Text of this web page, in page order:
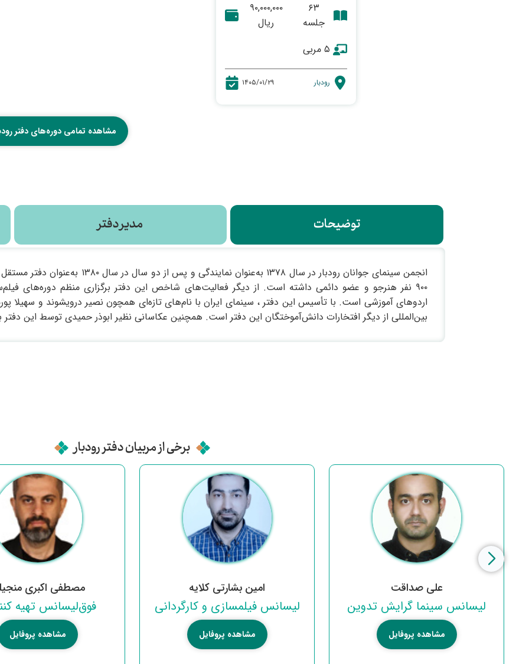
۶۳
جلسه
۹۰,۰۰۰,۰۰۰
ریال
۵ مربی
رودبار ۱۴۰۵/۰۱/۲۹
مشاهده تمامی دوره‌های دفتر
توضیحات مدیر دفتر
انجمن سینمای جوانان رودبار در سال ۱۳۷۸
۹۰۰ نفر هنرجو و عضو دائمی داشته است. از دیگر فعالیت‌های شاخص این دفتر برگزاری منظم دوره‌های
اردوهای آموزشی است. با تأسیس این دفتر ، سینمای ایران با نام‌های تازه‌ای همچون نصیر درویشوند و
بین‌المللی از دیگر افتخارات دانش‌آموختگان این دفتر است. همچنین عکاسانی نظیر ابوذر حمیدی توسط این
برخی از مربیان دفتر رودبار
علی صداقت
لیسانس سینما گرایش تدوین
مشاهده پروفایل
امین بشارتی کلایه
لیسانس فیلمسازی و کارگردانی
مشاهده پروفایل
مصطفی اکبری
فوق‌لیسانس تهیه
مشاهده پروفایل